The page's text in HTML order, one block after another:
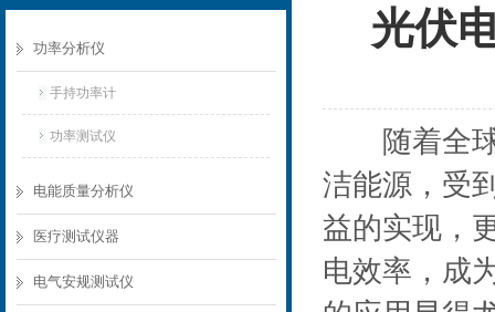
功率分析仪
手持功率计
功率测试仪
电能质量分析仪
医疗测试仪器
电气安规测试仪
光伏
随着全球
洁能源，受
益的实现，
电效率，成